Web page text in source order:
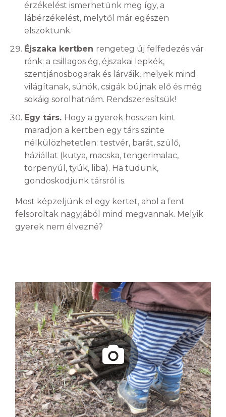
érzékelést ismerhetünk meg így, a
lábérzékelést, melytől már egészen
elszoktunk.
Éjszaka kertben rengeteg új felfedezés vár
ránk: a csillagos ég, éjszakai lepkék,
szentjánosbogarak és lárváik, melyek mind
világítanak, sünök, csigák bújnak elő és még
sokáig sorolhatnám. Rendszeresítsük!
Egy társ. Hogy a gyerek hosszan kint
maradjon a kertben egy társ szinte
nélkülözhetetlen: testvér, barát, szülő,
háziállat (kutya, macska, tengerimalac,
törpenyúl, tyúk, liba). Ha tudunk,
gondoskodjunk társról is.
Most képzeljünk el egy kertet, ahol a fent
felsoroltak nagyjából mind megvannak. Melyik
gyerek nem élvezné?